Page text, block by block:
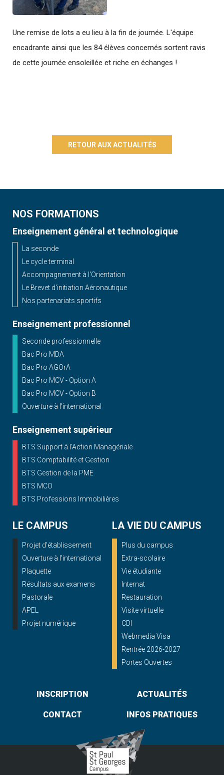
Une remise de lots a eu lieu à la fin de journée. L'équipe
encadrante ainsi que les 84 élèves concernés sortent ravis
de cette journée ensoleillée et riche en échanges !
RETOUR AUX ACTUALITÉS
NOS FORMATIONS
Enseignement général et technologique
La seconde
Le cycle terminal
Accompagnement à l'Orientation
Le Brevet d'initiation Aéronautique
Nos partenariats sportifs
Enseignement professionnel
Seconde professionnelle
Bac Pro MDA
Bac Pro AGOrA
Bac Pro MCV - Option A
Bac Pro MCV - Option B
Ouverture à l'international
Enseignement supérieur
BTS Support à l’Action Managériale
BTS Comptabilité et Gestion
BTS Gestion de la PME
BTS MCO
BTS Professions Immobilières
LE CAMPUS
Projet d'établissement
Ouverture à l'international
Plaquette
Résultats aux examens
Pastorale
APEL
Projet numérique
LA VIE DU CAMPUS
Plus du campus
Extra-scolaire
Vie étudiante
Internat
Restauration
Visite virtuelle
CDI
Webmedia Visa
Rentrée 2026-2027
Portes Ouvertes
INSCRIPTION ACTUALITÉS
CONTACT INFOS PRATIQUES